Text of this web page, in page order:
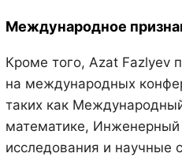
Международное
Кроме того, Azat Fazlyev
на международных
таких как
математике, Инженерный
исследования и научные